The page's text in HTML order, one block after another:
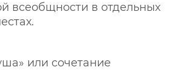
всеобщности в отдельных
или сочетание